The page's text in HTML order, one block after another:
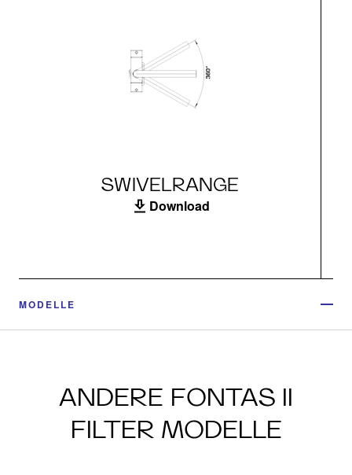
SWIVELRANGE
Download
MODELLE
ANDERE FONTAS II
FILTER MODELLE